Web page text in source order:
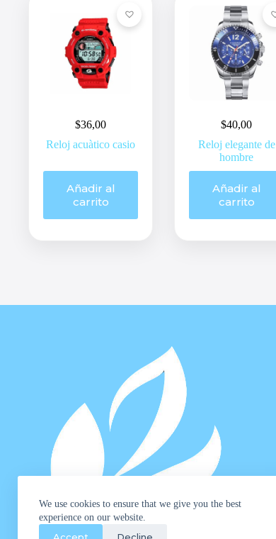
We use cookies to ensure that we give you the best
experience on our website.
Accept Decline
$36,00
Reloj acuàtico casio
Añadir al
carrito
$40,00
Reloj elegante de
hombre
Añadir al
carrito